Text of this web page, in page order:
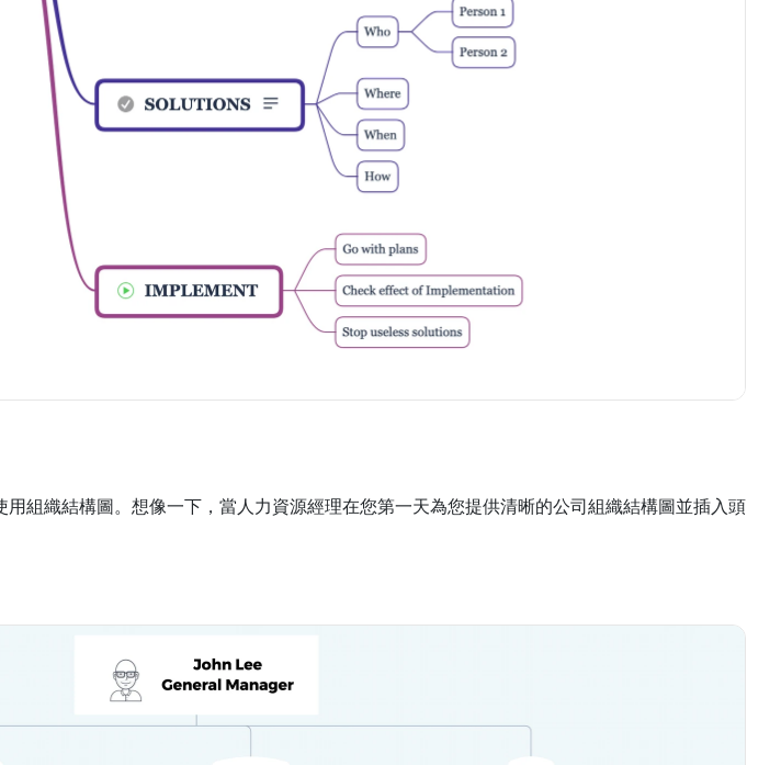
組織結構圖。想像一下，當人力資源經理在您第一天為您提供清晰的公司組織結構圖並插入頭